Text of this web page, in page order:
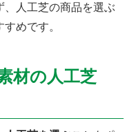
、人工芝の商品を選ぶ
めです。
材の人工芝